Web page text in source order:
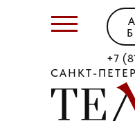
САНКТ-
+7